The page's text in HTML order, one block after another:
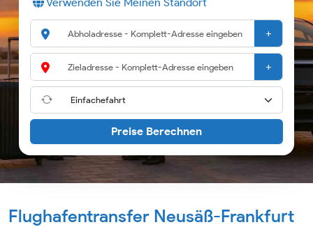
+
+
Preise Berechnen
Flughafentransfer Neusäß-Frankfurt